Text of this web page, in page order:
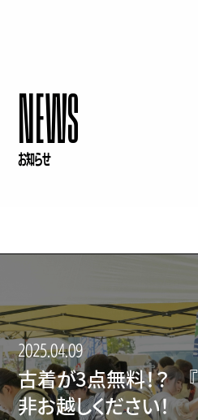
NEWS
お知らせ
2025.04.09
古着が3点無料！？
非お越しください！